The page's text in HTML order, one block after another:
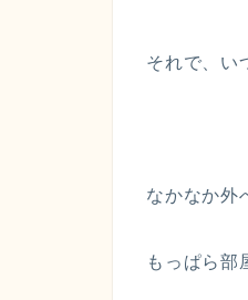
それで、い
なかなか外
もっぱら部